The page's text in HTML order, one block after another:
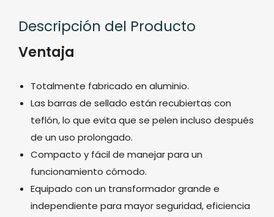
Descripción del Producto
Ventaja
Totalmente fabricado en aluminio.
Las barras de sellado están recubiertas con
teflón, lo que evita que se pelen incluso después
de un uso prolongado.
Compacto y fácil de manejar para un
funcionamiento cómodo.
Equipado con un transformador grande e
independiente para mayor seguridad, eficiencia